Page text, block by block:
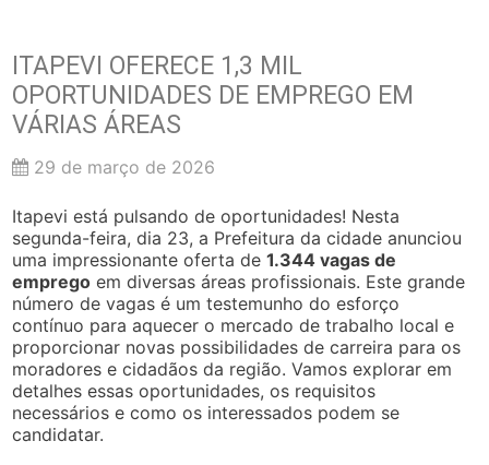
ITAPEVI OFERECE 1,3 MIL
OPORTUNIDADES DE EMPREGO EM
VÁRIAS ÁREAS
29 de março de 2026
Itapevi está pulsando de oportunidades! Nesta
segunda-feira, dia 23, a Prefeitura da cidade anunciou
uma impressionante oferta de1.344 vagas de
emprego em diversas áreas profissionais. Este grande
número de vagas é um testemunho do esforço
contínuo para aquecer o mercado de trabalho local e
proporcionar novas possibilidades de carreira para os
moradores e cidadãos da região. Vamos explorar em
detalhes essas oportunidades, os requisitos
necessários e como os interessados podem se
candidatar.